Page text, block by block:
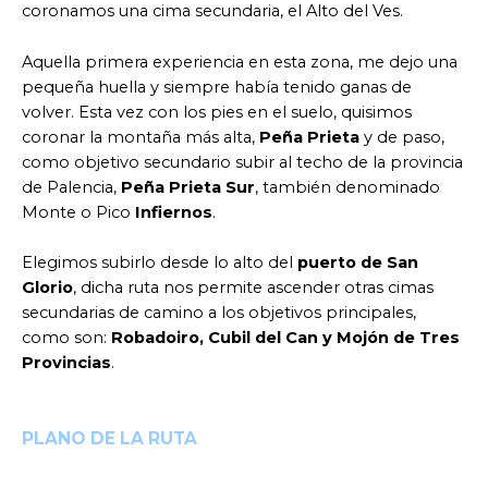
coronamos una cima secundaria, el Alto del Ves.
Aquella primera experiencia en esta zona, me dejo una
pequeña huella y siempre había tenido ganas de
volver. Esta vez con los pies en el suelo, quisimos
coronar la montaña más alta, Peña Prieta y de paso,
como objetivo secundario subir al techo de la provincia
de Palencia, Peña Prieta Sur, también denominado
Monte o Pico Infiernos.
Elegimos subirlo desde lo alto del puerto de San
Glorio, dicha ruta nos permite ascender otras cimas
secundarias de camino a los objetivos principales,
como son: Robadoiro, Cubil del Can y Mojón de Tres
Provincias.
PLANO DE LA RUTA